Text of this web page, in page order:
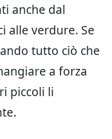
anche dal
alle verdure. Se
tutto ciò che
a forza
piccoli li